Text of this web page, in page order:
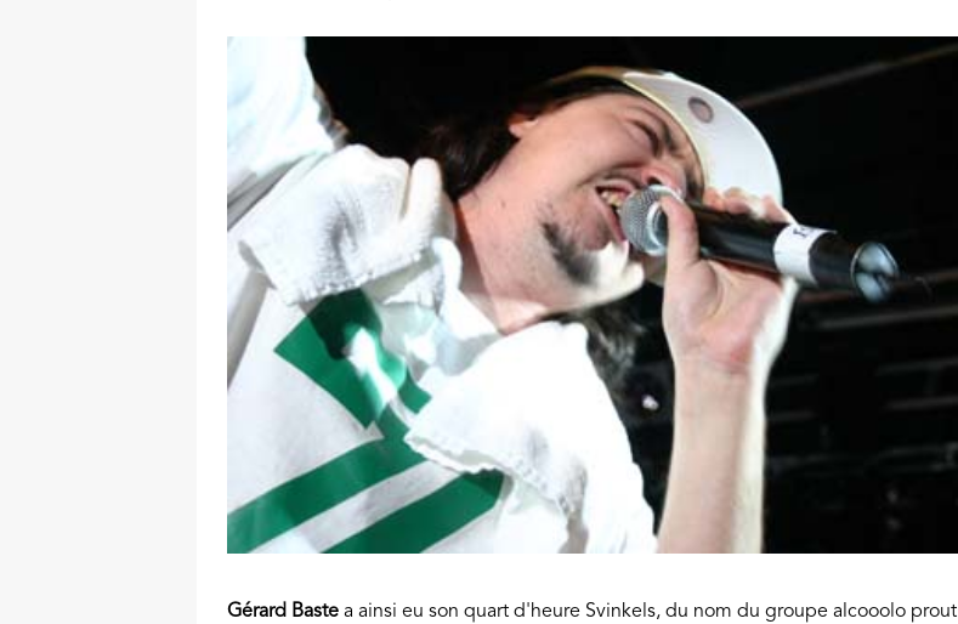
Gérard Baste a ainsi eu son quart d'heure Svinkels, du nom du groupe alcooolo prout